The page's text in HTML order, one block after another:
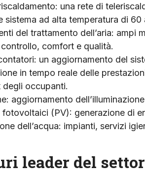
una rete di
sistema ad alta temperatura di 60
del trattamento dell’aria: ampi
comfort e qualità.
un aggiornamento del
in tempo reale delle
occupanti.
aggiornamento
fotovoltaici (PV): generazione di
dell’acqua: impianti, servizi
leader del